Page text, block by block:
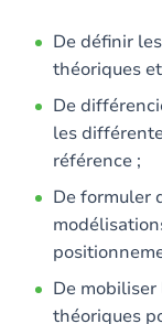
De définir
théoriques
De
les
référence ;
De formuler
De
théoriques